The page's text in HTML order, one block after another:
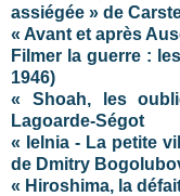
assiégée » de
« Avant et après
Filmer la guerre :
1946)
« Shoah, les
Lagoarde-Ségot
« Ielnia - La petite
de Dmitry
« Hiroshima, la